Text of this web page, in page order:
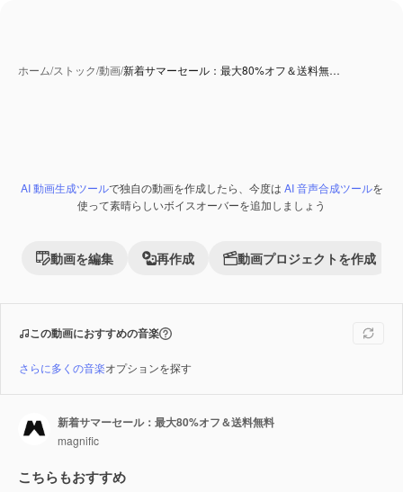
ホーム/ストック/動画/新着サマーセール：最大80%オフ＆送料無…
Premium
AI 動画生成ツールで独自の動画を作成したら、今度は AI 音声合成ツールを
使って素晴らしいボイスオーバーを追加しましょう
動画を編集 再作成 動画プロジェクトを作成
この動画におすすめの音楽
さらに多くの音楽オプションを探す
新着サマーセール：最大80%オフ＆送料無料
magnific
こちらもおすすめ